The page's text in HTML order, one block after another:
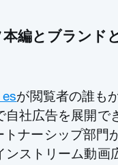
編とブランド
が閲覧者の誰も
自社広告を展開で
トナーシップ部門
ンストリーム動画